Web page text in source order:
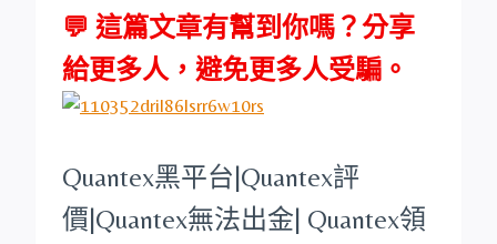
💬 這篇文章有幫到你嗎？分享
給更多人，避免更多人受騙。
Quantex黑平台|Quantex評
價|Quantex無法出金| Quantex領